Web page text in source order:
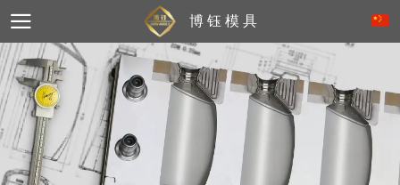
博 钰 模 具